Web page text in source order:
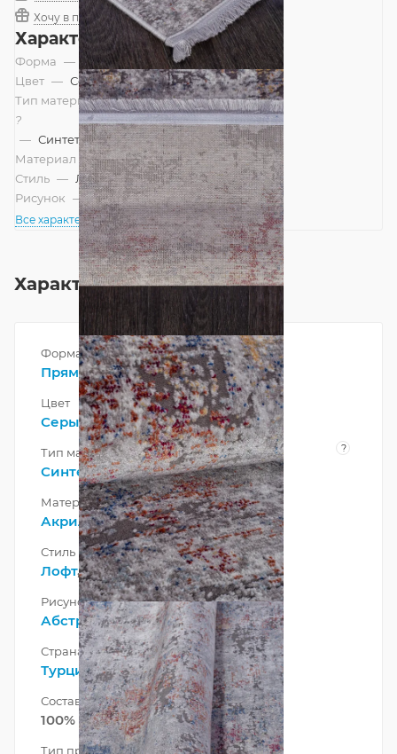
Хочу в подарок
Характеристики
Форма —
Прямоугольник
Цвет — Серый
Тип материала
?
— Синтетический
Материал — Акрил
Стиль — Лофт, Современный
Рисунок — Абстракция
Все характеристики
Характеристики
Форма
Прямоугольник
Цвет
Серый
Тип материала ?
Синтетический
Материал
Акрил
Стиль
Лофт,Современный
Рисунок
Абстракция
Страна
Турция
Состав ворса
100% Акрил
Тип производства